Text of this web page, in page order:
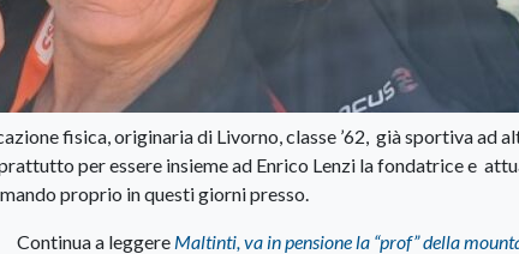
fisica, originaria di Livorno, classe ’62, già sportiva ad
per essere insieme ad Enrico Lenzi la fondatrice e
proprio in questi giorni presso.
Continua a leggere Maltinti, va in pensione la “prof” della